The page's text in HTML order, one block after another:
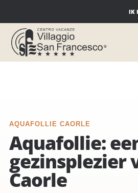
naar
de
inhoud
IK
AQUAFOLLIE CAORLE
Aquafollie:
gezinsplezier
Caorle